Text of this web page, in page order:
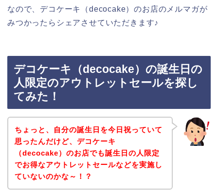
なので、デコケーキ（decocake）のお店のメルマガが
みつかったらシェアさせていただきます♪
デコケーキ（decocake）の誕生日の
人限定のアウトレットセールを探し
てみた！
ちょっと、自分の誕生日を今日祝っていて
思ったんだけど、デコケーキ
（decocake）のお店でも誕生日の人限定
でお得なアウトレットセールなどを実施し
ていないのかな～！？